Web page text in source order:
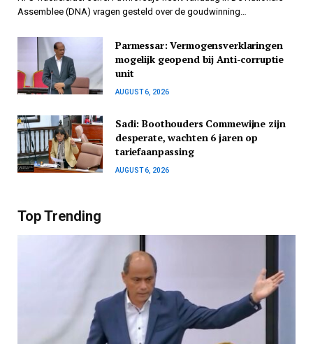
Assemblee (DNA) vragen gesteld over de goudwinning…
Parmessar: Vermogensverklaringen
mogelijk geopend bij Anti-corruptie
unit
AUGUST 6, 2026
Sadi: Boothouders Commewijne zijn
desperate, wachten 6 jaren op
tariefaanpassing
AUGUST 6, 2026
Top Trending